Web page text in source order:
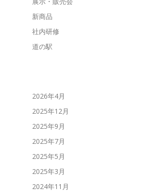
新商品
社内研修
道の駅
2026年4月
2025年12月
2025年9月
2025年7月
2025年5月
2025年3月
2024年11月